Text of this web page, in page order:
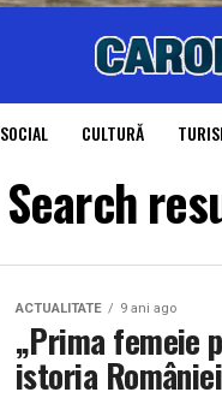
SOCIAL CULTURĂ
Search
ACTUALITATE 9 ani ago
„Prima femeie
istoria